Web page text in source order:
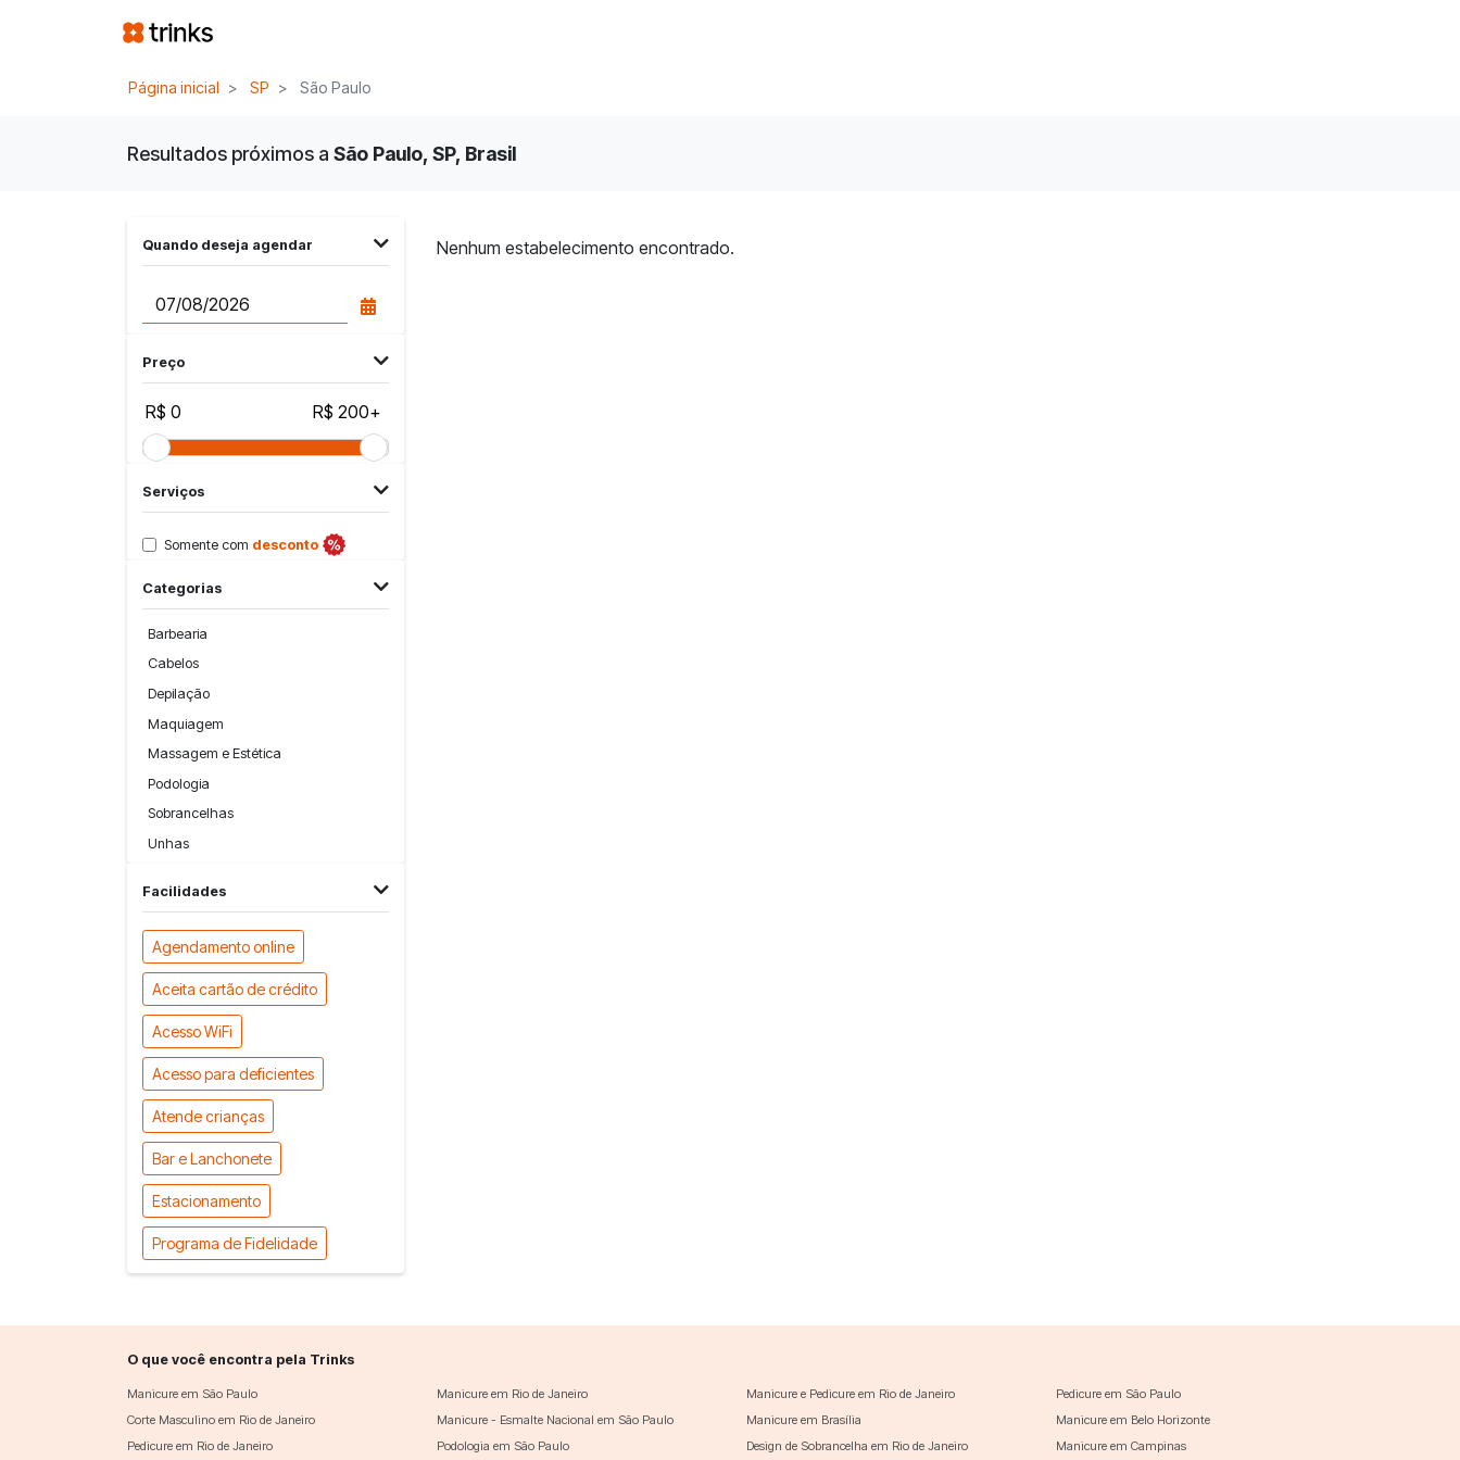
Página inicial SP São Paulo
Resultados próximos a São Paulo, SP, Brasil
Quando deseja agendar
Preço
R$ 0 R$ 200+
Serviços
Somente com desconto
Categorias
Barbearia
Cabelos
Depilação
Maquiagem
Massagem e Estética
Podologia
Sobrancelhas
Unhas
Facilidades
Agendamento online
Aceita cartão de crédito
Acesso WiFi
Acesso para deficientes
Atende crianças
Bar e Lanchonete
Estacionamento
Programa de Fidelidade
Nenhum estabelecimento encontrado.
O que você encontra pela Trinks
Manicure em São Paulo Manicure em Rio de Janeiro Manicure e Pedicure em Rio de Janeiro
Pedicure em São Paulo
Corte Masculino em Rio de Janeiro
Manicure - Esmalte Nacional em São Paulo Manicure em Brasília
Manicure em Belo Horizonte
Pedicure em Rio de Janeiro
Podologia em São Paulo Design de Sobrancelha em Rio de Janeiro Manicure em Campinas